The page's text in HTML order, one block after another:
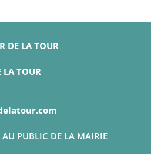
DE LA TOUR
LA TOUR
AU PUBLIC DE LA MAIRIE